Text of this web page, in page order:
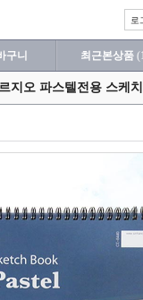
로
구니 최근본상품
지오 파스텔전용 스케